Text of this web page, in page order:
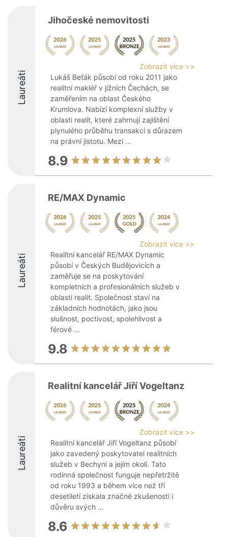
Laureáti
Jihočeské nemovitosti
Zobrazit více >>
Lukáš Beťák působí od roku 2011 jako
realitní makléř v jižních Čechách, se
zaměřením na oblast Českého
Krumlova. Nabízí komplexní služby v
oblasti realit, které zahrnují zajištění
plynulého průběhu transakcí s důrazem
na právní jistotu. Mezi ...
8.9
Laureáti
RE/MAX Dynamic
Zobrazit více >>
Realitní kancelář RE/MAX Dynamic
působí v Českých Budějovicích a
zaměřuje se na poskytování
kompletních a profesionálních služeb v
oblasti realit. Společnost staví na
základních hodnotách, jako jsou
slušnost, poctivost, spolehlivost a
férové ...
9.8
Laureáti
Realitní kancelář Jiří Vogeltanz
Zobrazit více >>
Realitní kancelář Jiří Vogeltanz působí
jako zavedený poskytovatel realitních
služeb v Bechyni a jejím okolí. Tato
rodinná společnost funguje nepřetržitě
od roku 1993 a během více než tří
desetiletí získala značné zkušenosti i
důvěru svých ...
8.6